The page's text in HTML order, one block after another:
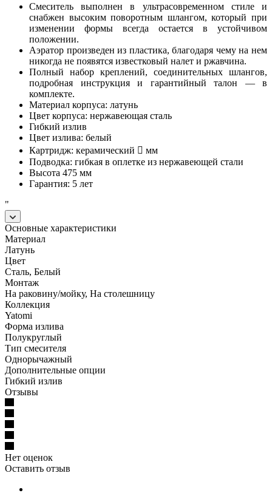
Смеситель выполнен в ультрасовременном стиле и
снабжен высоким поворотным шлангом, который при
изменении формы всегда остается в устойчивом
положении.
Аэратор произведен из пластика, благодаря чему на нем
никогда не появятся известковый налет и ржавчина.
Полный набор креплений, соединительных шлангов,
подробная инструкция и гарантийный талон — в
комплекте.
Материал корпуса: латунь
Цвет корпуса: нержавеющая сталь
Гибкий излив
Цвет излива: белый
Картридж: керамический 󔨗 мм
Подводка: гибкая в оплетке из нержавеющей стали
Высота 475 мм
Гарантия: 5 лет
"
Основные характеристики
Материал
Латунь
Цвет
Сталь, Белый
Монтаж
На раковину/мойку, На столешницу
Коллекция
Yatomi
Форма излива
Полукруглый
Тип смесителя
Однорычажный
Дополнительные опции
Гибкий излив
Отзывы
Нет оценок
Оставить отзыв